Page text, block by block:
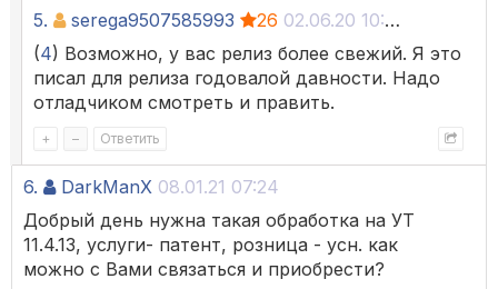
5. serega9507585993 26 02.06.20 10:30
(4) Возможно, у вас релиз более свежий. Я это
писал для релиза годовалой давности. Надо
отладчиком смотреть и править.
+ – Ответить
6. DarkManX 08.01.21 07:24
Добрый день нужна такая обработка на УТ
11.4.13, услуги- патент, розница - усн. как
можно с Вами связаться и приобрести?